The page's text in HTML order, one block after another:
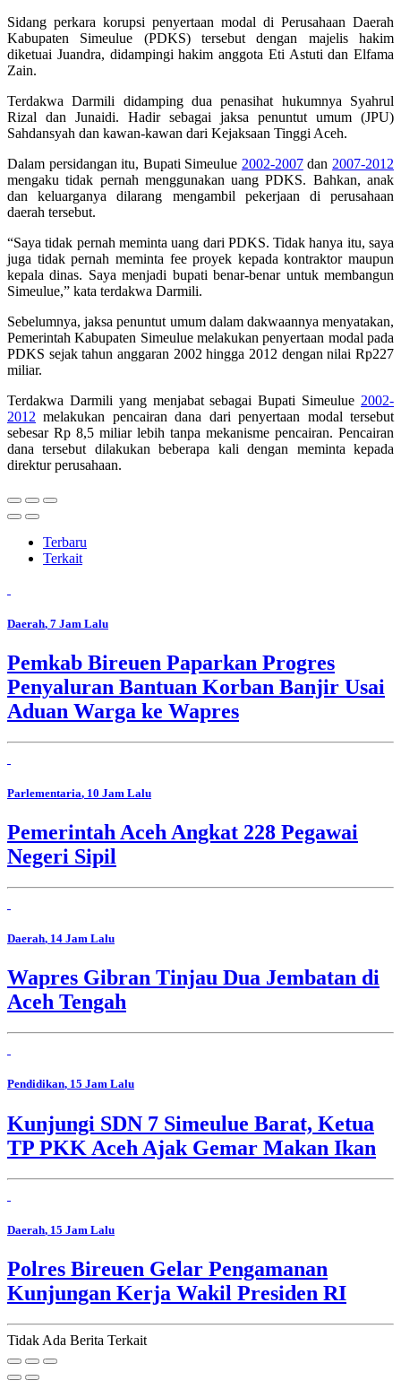
Sidang perkara korupsi penyertaan modal di Perusahaan Daerah
Kabupaten Simeulue (PDKS) tersebut dengan majelis hakim
diketuai Juandra, didampingi hakim anggota Eti Astuti dan Elfama
Zain.
Terdakwa Darmili didamping dua penasihat hukumnya Syahrul
Rizal dan Junaidi. Hadir sebagai jaksa penuntut umum (JPU)
Sahdansyah dan kawan-kawan dari Kejaksaan Tinggi Aceh.
Dalam persidangan itu, Bupati Simeulue 2002-2007dan 2007-2012
mengaku tidak pernah menggunakan uang PDKS. Bahkan, anak
dan keluarganya dilarang mengambil pekerjaan di perusahaan
daerah tersebut.
“Saya tidak pernah meminta uang dari PDKS. Tidak hanya itu, saya
juga tidak pernah meminta fee proyek kepada kontraktor maupun
kepala dinas. Saya menjadi bupati benar-benar untuk membangun
Simeulue,” kata terdakwa Darmili.
Sebelumnya, jaksa penuntut umum dalam dakwaannya menyatakan,
Pemerintah Kabupaten Simeulue melakukan penyertaan modal pada
PDKS sejak tahun anggaran 2002 hingga 2012 dengan nilai Rp227
miliar.
Terdakwa Darmili yang menjabat sebagai Bupati Simeulue 2002-
2012 melakukan pencairan dana dari penyertaan modal tersebut
sebesar Rp 8,5 miliar lebih tanpa mekanisme pencairan. Pencairan
dana tersebut dilakukan beberapa kali dengan meminta kepada
direktur perusahaan.
Terbaru
Terkait
Daerah, 7 Jam Lalu
Pemkab Bireuen Paparkan Progres
Penyaluran Bantuan Korban Banjir Usai
Aduan Warga ke Wapres
Parlementaria, 10 Jam Lalu
Pemerintah Aceh Angkat 228 Pegawai
Negeri Sipil
Daerah, 14 Jam Lalu
Wapres Gibran Tinjau Dua Jembatan di
Aceh Tengah
Pendidikan, 15 Jam Lalu
Kunjungi SDN 7 Simeulue Barat, Ketua
TP PKK Aceh Ajak Gemar Makan Ikan
Daerah, 15 Jam Lalu
Polres Bireuen Gelar Pengamanan
Kunjungan Kerja Wakil Presiden RI
Tidak Ada Berita Terkait